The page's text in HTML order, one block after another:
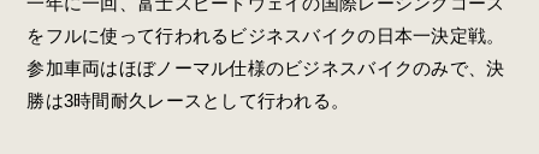
をフルに使って行われるビジネスバイクの日本一決定戦。
参加車両はほぼノーマル仕様のビジネスバイクのみで、決
勝は3時間耐久レースとして行われる。